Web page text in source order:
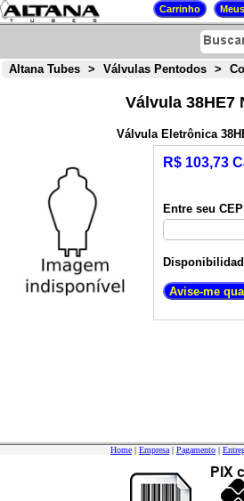
Altana Tubes > Válvulas Pentodos >
Válvula 38HE7
Válvula Eletrônica
R$ 103,73
Entre seu
Home | Empresa | Pagamento |